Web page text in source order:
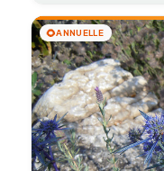
🌻ANNUELLE